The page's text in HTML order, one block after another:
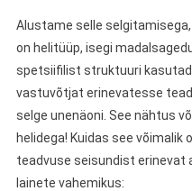
Alustame selle
on helitüüp, isegi
spetsiifilist struktuuri
vastuvõtjat erinevatesse
selge unenäoni. See nähtus
helidega! Kuidas see võimalik
teadvuse seisundist erinevat
lainete vahemikus: